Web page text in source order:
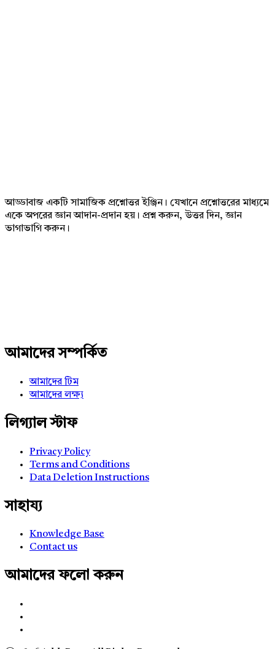
আড্ডাবাজ একটি সামাজিক প্রশ্নোত্তর ইঞ্জিন। যেখানে প্রশ্নোত্তরের মাধ্যমে
একে অপরের জ্ঞান আদান-প্রদান হয়। প্রশ্ন করুন, উত্তর দিন, জ্ঞান
ভাগাভাগি করুন।
আমাদের সম্পর্কিত
আমাদের টিম
আমাদের লক্ষ্য
লিগ্যাল স্টাফ
Privacy Policy
Terms and Conditions
Data Deletion Instructions
সাহায্য
Knowledge Base
Contact us
আমাদের ফলো করুন